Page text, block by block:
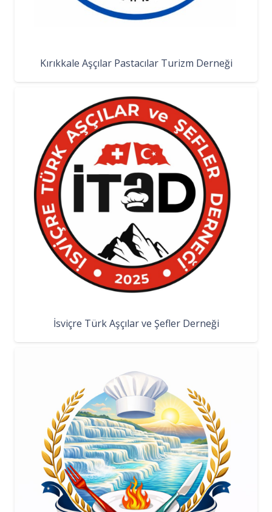
Kırıkkale Aşçılar Pastacılar Turizm Derneği
İsviçre Türk Aşçılar ve Şefler Derneği